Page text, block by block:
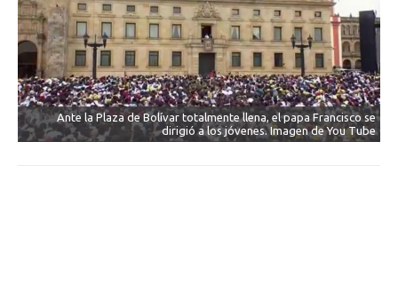
Ante la Plaza de Bolívar totalmente llena, el papa Francisco se
dirigió a los jóvenes. Imagen de You Tube